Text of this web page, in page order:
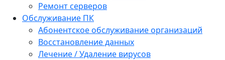
Ремонт серверов
Обслуживание ПК
Абонентское обслуживание организаций
Восстановление данных
Лечение / Удаление вирусов